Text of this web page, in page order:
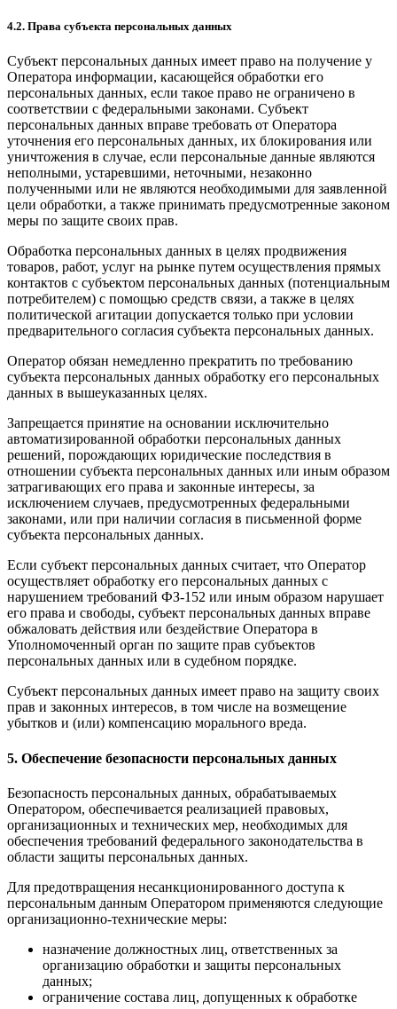
4.2. Права субъекта персональных данных
Субъект персональных данных имеет право на получение у
Оператора информации, касающейся обработки его
персональных данных, если такое право не ограничено в
соответствии с федеральными законами. Субъект
персональных данных вправе требовать от Оператора
уточнения его персональных данных, их блокирования или
уничтожения в случае, если персональные данные являются
неполными, устаревшими, неточными, незаконно
полученными или не являются необходимыми для заявленной
цели обработки, а также принимать предусмотренные законом
меры по защите своих прав.
Обработка персональных данных в целях продвижения
товаров, работ, услуг на рынке путем осуществления прямых
контактов с субъектом персональных данных (потенциальным
потребителем) с помощью средств связи, а также в целях
политической агитации допускается только при условии
предварительного согласия субъекта персональных данных.
Оператор обязан немедленно прекратить по требованию
субъекта персональных данных обработку его персональных
данных в вышеуказанных целях.
Запрещается принятие на основании исключительно
автоматизированной обработки персональных данных
решений, порождающих юридические последствия в
отношении субъекта персональных данных или иным образом
затрагивающих его права и законные интересы, за
исключением случаев, предусмотренных федеральными
законами, или при наличии согласия в письменной форме
субъекта персональных данных.
Если субъект персональных данных считает, что Оператор
осуществляет обработку его персональных данных с
нарушением требований ФЗ-152 или иным образом нарушает
его права и свободы, субъект персональных данных вправе
обжаловать действия или бездействие Оператора в
Уполномоченный орган по защите прав субъектов
персональных данных или в судебном порядке.
Субъект персональных данных имеет право на защиту своих
прав и законных интересов, в том числе на возмещение
убытков и (или) компенсацию морального вреда.
5. Обеспечение безопасности персональных данных
Безопасность персональных данных, обрабатываемых
Оператором, обеспечивается реализацией правовых,
организационных и технических мер, необходимых для
обеспечения требований федерального законодательства в
области защиты персональных данных.
Для предотвращения несанкционированного доступа к
персональным данным Оператором применяются следующие
организационно-технические меры:
назначение должностных лиц, ответственных за
организацию обработки и защиты персональных
данных;
ограничение состава лиц, допущенных к обработке